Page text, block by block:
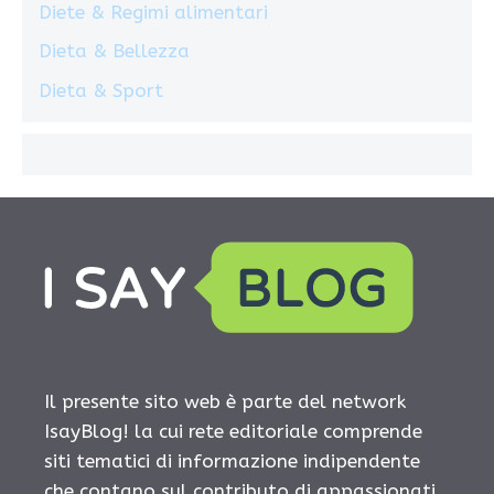
Diete & Regimi alimentari
Dieta & Bellezza
Dieta & Sport
Il presente sito web è parte del network
IsayBlog! la cui rete editoriale comprende
siti tematici di informazione indipendente